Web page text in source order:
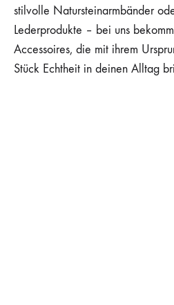
stilvolle Natursteinarmbänder
Lederprodukte – bei uns
Accessoires, die mit ihrem
Stück Echtheit in deinen Alltag